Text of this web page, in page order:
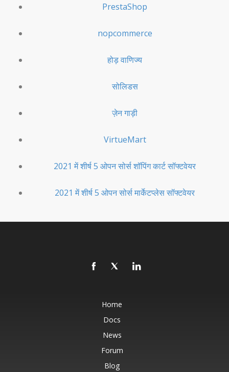
PrestaShop
nopcommerce
होड़ वाणिज्य
सोलिडस
ज़ेन गाड़ी
VirtueMart
2021 में शीर्ष 5 ओपन सोर्स शॉपिंग कार्ट सॉफ्टवेयर
2021 में शीर्ष 5 ओपन सोर्स मार्केटप्लेस सॉफ्टवेयर
Home
Docs
News
Forum
Blog